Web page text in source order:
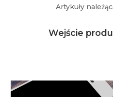
Artykuły
Wejście